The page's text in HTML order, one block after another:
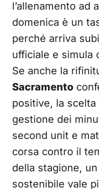
l’allenamento ad
domenica è un
perché arriva
ufficiale e simula
Se anche la
Sacramento
positive, la
gestione dei
second unit e
corsa contro il
della stagione,
sostenibile vale